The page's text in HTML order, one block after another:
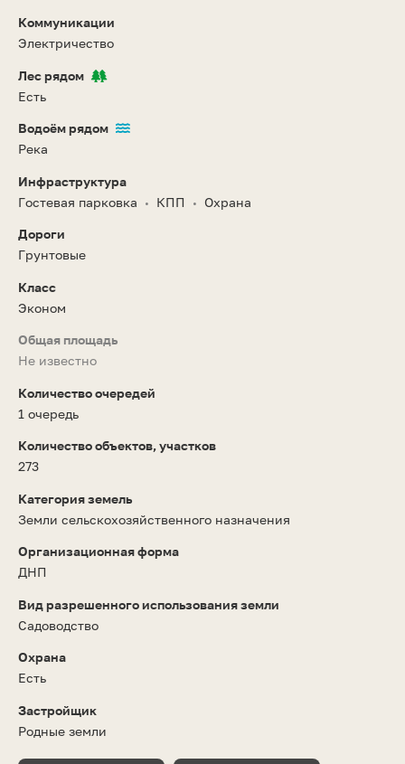
Коммуникации
Электричество
Лес рядом
Есть
Водоём рядом
Река
Инфраструктура
Гостевая парковка
• КПП • Охрана
Дороги
Грунтовые
Класс
Эконом
Общая площадь
Не известно
Количество очередей
1 очередь
Количество объектов, участков
273
Категория земель
Земли сельскохозяйственного назначения
Организационная форма
ДНП
Вид разрешенного использования земли
Садоводство
Охрана
Есть
Застройщик
Родные земли